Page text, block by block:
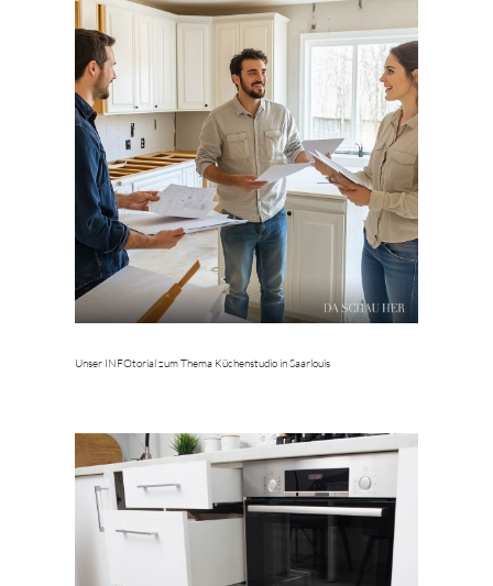
Unser INFOtorial zum Thema Küchenstudio in Saarlouis